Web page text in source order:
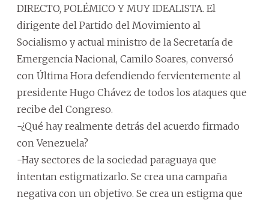
DIRECTO, POLÉMICO Y MUY IDEALISTA. El
dirigente del Partido del Movimiento al
Socialismo y actual ministro de la Secretaría de
Emergencia Nacional, Camilo Soares, conversó
con Última Hora defendiendo fervientemente al
presidente Hugo Chávez de todos los ataques que
recibe del Congreso.
-¿Qué hay realmente detrás del acuerdo firmado
con Venezuela?
-Hay sectores de la sociedad paraguaya que
intentan estigmatizarlo. Se crea una campaña
negativa con un objetivo. Se crea un estigma que